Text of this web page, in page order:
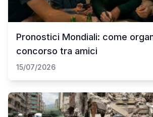
Pronostici Mondiali: come
concorso tra amici
15/07/2026